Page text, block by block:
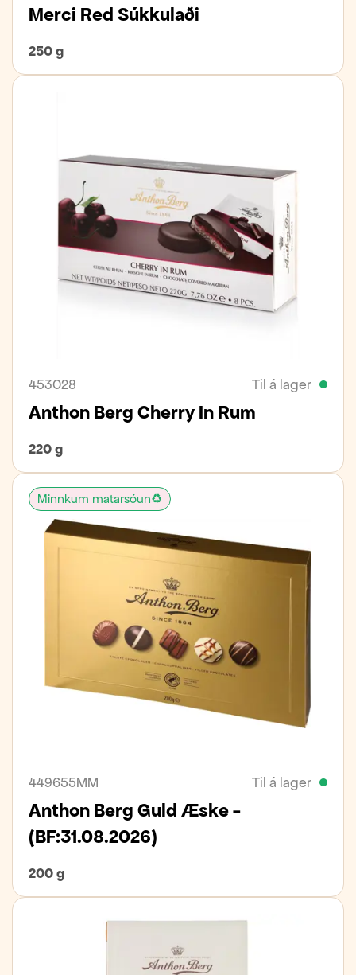
Merci Red Súkkulaði
250 g
453028 Til á lager
Anthon Berg Cherry In Rum
220 g
Minnkum matarsóun♻️
449655MM Til á lager
Anthon Berg Guld Æske -
(BF:31.08.2026)
200 g